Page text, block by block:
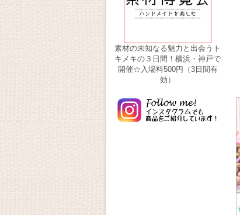
素材の未知なる魅力と出会うト
キメキの３日間！横浜・神戸で
開催☆入場料500円（3日間有
効）